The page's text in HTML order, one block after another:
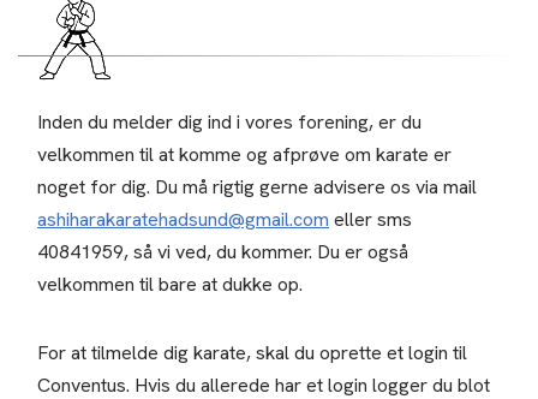
Inden du melder dig ind i vores forening, er du
velkommen til at komme og afprøve om karate er
noget for dig. Du må rigtig gerne advisere os via mail
ashiharakaratehadsund@gmail.com eller sms
40841959, så vi ved, du kommer. Du er også
velkommen til bare at dukke op.
For at tilmelde dig karate, skal du oprette et login til
Conventus. Hvis du allerede har et login logger du blot